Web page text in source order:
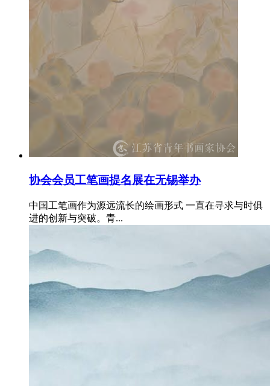
协会会员工笔画提名展在无锡举办
中国工笔画作为源远流长的绘画形式 一直在寻求与时俱
进的创新与突破。青...